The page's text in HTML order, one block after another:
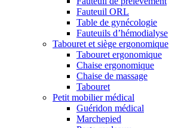
Fauteuil ORL
Table de gynécologie
Fauteuils d’hémodialyse
Tabouret et siège ergonomique
Tabouret ergonomique
Chaise ergonomique
Chaise de massage
Tabouret
Petit mobilier médical
Guéridon médical
Marchepied